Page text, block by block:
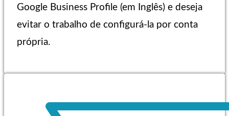
Google Business Profile (em Inglês) e deseja
evitar o trabalho de configurá-la por conta
própria.